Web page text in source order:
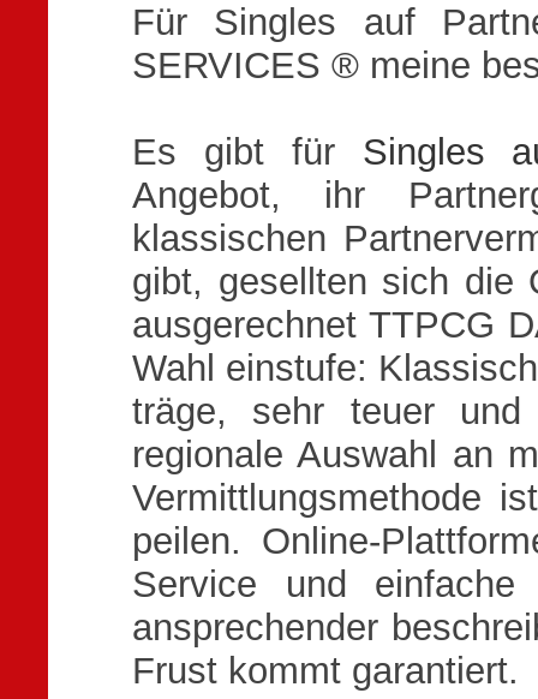
Für Singles auf
SERVICES ® meine
Es gibt für Singles
Angebot, ihr
klassischen
gibt, gesellten sich die
ausgerechnet TTPCG
Wahl einstufe:
träge, sehr teuer
regionale Auswahl an
Vermittlungsmethode
peilen. Online-
Service und
ansprechender
Frust kommt garantiert.